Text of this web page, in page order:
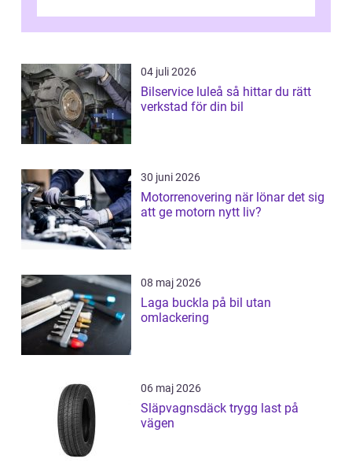
04 juli 2026
Bilservice luleå så hittar du rätt
verkstad för din bil
30 juni 2026
Motorrenovering när lönar det sig
att ge motorn nytt liv?
08 maj 2026
Laga buckla på bil utan
omlackering
06 maj 2026
Släpvagnsdäck trygg last på
vägen